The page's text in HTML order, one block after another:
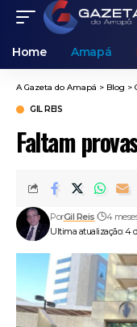
Home Amapá
A Gazeta do Amapá > Blog >
GIL REIS
Faltam
Ultima atualização: 4
PorGil Reis 4